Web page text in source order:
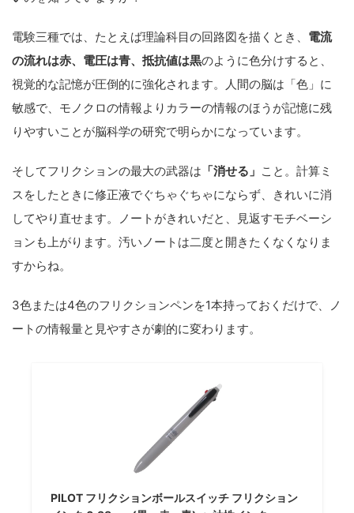
電験三種では、たとえば理論科目の回路図を描くとき、 電流
の流れは赤、電圧は青、抵抗値は黒のように色分けすると、
視覚的な記憶が圧倒的に強化されます。人間の脳は「色」に
敏感で、モノクロの情報よりカラーの情報のほうが記憶に残
りやすいことが脳科学の研究で明らかになっています。
そしてフリクションの最大の武器は 「消せる」 こと。計算ミ
スをしたときに修正液でぐちゃぐちゃにならず、きれいに消
してやり直せます。ノートがきれいだと、見返すモチベーシ
ョンも上がります。汚いノートは二度と開きたくなくなりま
すからね。
3色または4色のフリクションペンを1本持っておくだけで、ノ
ートの情報量と見やすさが劇的に変わります。
PILOT フリクションボールスイッチ フリクション